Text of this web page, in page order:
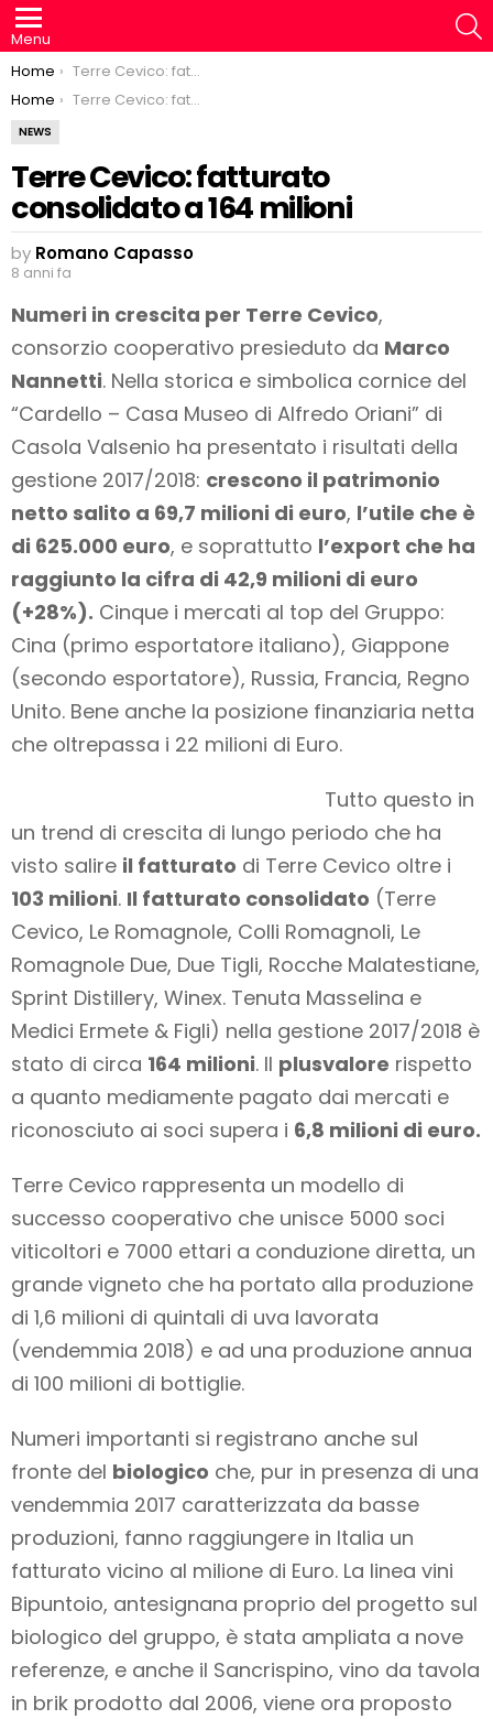
Menu
You are here:
Home
Terre Cevico: fatturato consolidato a 164 milioni
You are here:
Home Terre Cevico: fatturato consolidato a 164 milioni
NEWS
Terre Cevico: fatturato
consolidato a 164 milioni
by Romano Capasso
8 anni fa
Numeri in crescita per Terre Cevico,
consorzio cooperativo presieduto da Marco
Nannetti. Nella storica e simbolica cornice del
“Cardello – Casa Museo di Alfredo Oriani” di
Casola Valsenio ha presentato i risultati della
gestione 2017/2018: crescono il patrimonio
netto salito a 69,7 milioni di euro, l’utile che è
di 625.000 euro, e soprattutto l’export che ha
raggiunto la cifra di 42,9 milioni di euro
(+28%). Cinque i mercati al top del Gruppo:
Cina (primo esportatore italiano), Giappone
(secondo esportatore), Russia, Francia, Regno
Unito. Bene anche la posizione finanziaria netta
che oltrepassa i 22 milioni di Euro.
Tutto questo in
un trend di crescita di lungo periodo che ha
visto salire il fatturato di Terre Cevico oltre i
103 milioni. Il fatturato consolidato (Terre
Cevico, Le Romagnole, Colli Romagnoli, Le
Romagnole Due, Due Tigli, Rocche Malatestiane,
Sprint Distillery, Winex. Tenuta Masselina e
Medici Ermete & Figli) nella gestione 2017/2018 è
stato di circa 164 milioni. Il plusvalore rispetto
a quanto mediamente pagato dai mercati e
riconosciuto ai soci supera i 6,8 milioni di euro.
Terre Cevico rappresenta un modello di
successo cooperativo che unisce 5000 soci
viticoltori e 7000 ettari a conduzione diretta, un
grande vigneto che ha portato alla produzione
di 1,6 milioni di quintali di uva lavorata
(vendemmia 2018) e ad una produzione annua
di 100 milioni di bottiglie.
Numeri importanti si registrano anche sul
fronte del biologico che, pur in presenza di una
vendemmia 2017 caratterizzata da basse
produzioni, fanno raggiungere in Italia un
fatturato vicino al milione di Euro. La linea vini
Bipuntoio, antesignana proprio del progetto sul
biologico del gruppo, è stata ampliata a nove
referenze, e anche il Sancrispino, vino da tavola
in brik prodotto dal 2006, viene ora proposto